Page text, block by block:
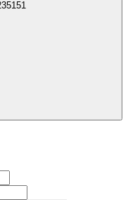
+79167235151